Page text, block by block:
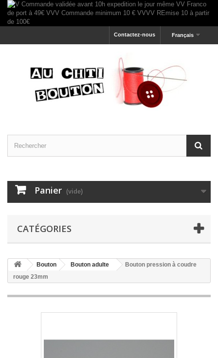
Français
Contactez-nous
Panier (vide)
CATÉGORIES
Bouton Bouton adulte
Bouton pression à coudre
rouge 23mm